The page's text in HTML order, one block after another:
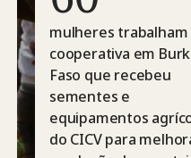
mulheres
cooperativa em
Faso que recebeu
sementes e
equipamentos
do CICV para